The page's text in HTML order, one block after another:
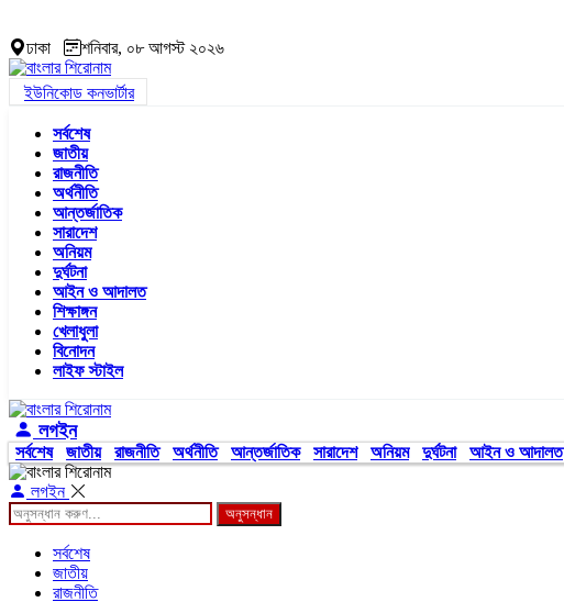
ঢাকা শনিবার, ০৮ আগস্ট ২০২৬
ইউনিকোড কনভার্টার
সর্বশেষ
জাতীয়
রাজনীতি
অর্থনীতি
আন্তর্জাতিক
সারাদেশ
অনিয়ম
দুর্ঘটনা
আইন ও আদালত
শিক্ষাঙ্গন
খেলাধুলা
বিনোদন
লাইফ স্টাইল
লগইন
সর্বশেষ জাতীয় রাজনীতি অর্থনীতি আন্তর্জাতিক সারাদেশ অনিয়ম দুর্ঘটনা আইন ও আদালত
লগইন
অনুসন্ধান
সর্বশেষ
জাতীয়
রাজনীতি